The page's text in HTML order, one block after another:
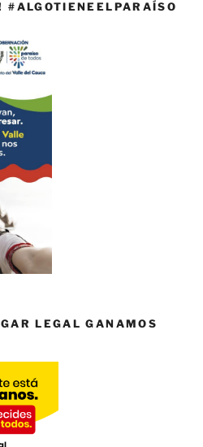
#ALGOTIENEELPARAÍSO
LEGAL GANAMOS